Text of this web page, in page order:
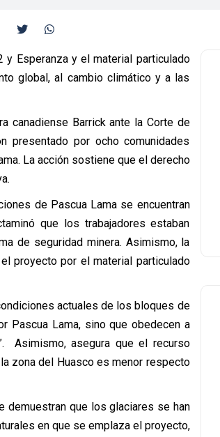
y Esperanza y el material particulado
global, al cambio climático y a las
canadiense Barrick ante la Corte de
presentado por ocho comunidades
La acción sostiene que el derecho
de Pascua Lama se encuentran
que los trabajadores estaban
de seguridad minera. Asimismo, la
proyecto por el material particulado
actuales de los bloques de
Pascua Lama, sino que obedecen a
Asimismo, asegura que el recurso
zona del Huasco es menor respecto
demuestran que los glaciares se han
en que se emplaza el proyecto,